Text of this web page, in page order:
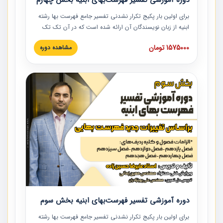
برای اولین بار پکیج تکرار نشدنی تفسیر جامع فهرست بها رشته
ابنیه از زبان نویسندگان آن ارائه شده است که در آن تک تک
ردیف ها و مطالب فهرست بها تفسیر و ارائه شده است. این
دوره به صورت کامل تصویری بوده و به همراه تصاویر عملیات
دوره با کلام مهندس علیرضاحسین‌زاده مدیر پروژه مهندسی
مشاور در امر بازنگری فهرست بها رشته ابنیه ارائه شده و به تمام
همکارانی که در حوزه صنعت ساخت در حال فعالیت هستند حتما
توصیه می کنیم از مطالب این دوره استفاده نمایند.
1575000 تومان مشاهده دوره
دوره آموزشی تفسیر فهرست‌بهای ابنیه بخش سوم
برای اولین بار پکیج تکرار نشدنی تفسیر جامع فهرست بها رشته